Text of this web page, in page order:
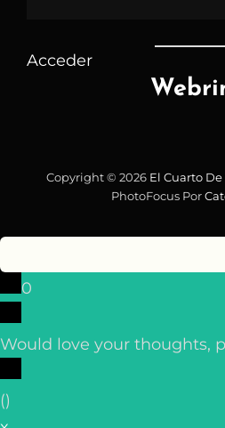
Acceder
Copyright © 2026 El Cuarto
PhotoFocus Por
0
Would love your thoughts,
()